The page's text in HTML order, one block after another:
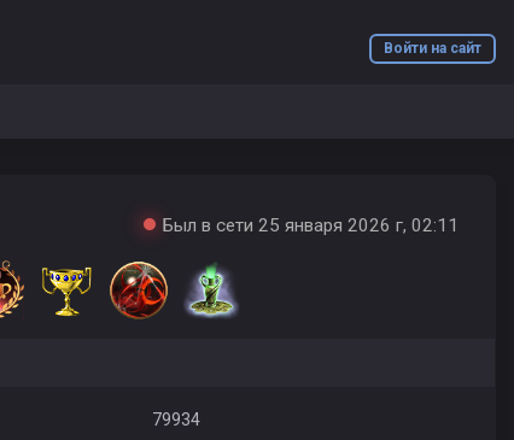
Войти на сайт
Был в сети 25 января 2026 г, 02:11
79934